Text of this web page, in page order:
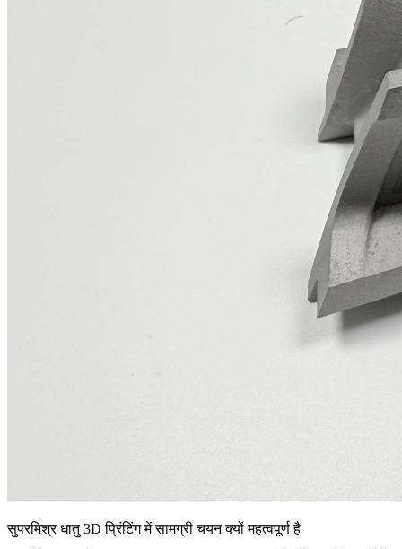
सुपरमिश्र धातु 3D प्रिंटिंग में सामग्री चयन क्यों महत्वपूर्ण है